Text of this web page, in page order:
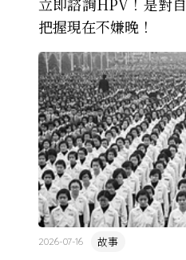
把握現在不嫌晚！
故事
2026-07-16